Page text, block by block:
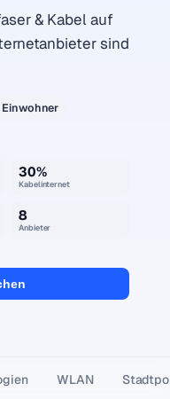
& Kabel auf
sind
30%
Kabelinternet
8
Anbieter
WLAN